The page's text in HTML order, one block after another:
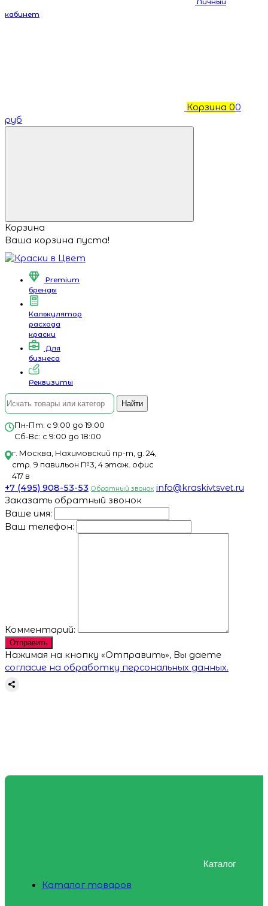
кабинет
Корзина 00
руб
Корзина
Ваша корзина пуста!
Premium
бренды
Калькулятор
расхода
краски
Для
бизнеса
Реквизиты
Найти
Пн-Пт: с 9:00 до 19:00
Сб-Вс: с 9:00 до 18:00
г. Москва, Нахимовский пр-т, д. 24,
стр. 9 павильон №3, 4 этаж. офис
417 в
+7 (495) 908-53-53 Обратный звонок info@kraskivtsvet.ru
Заказать обратный звонок
Ваше имя:
Ваш телефон:
Комментарий:
Отправить
Нажимая на кнопку «Отправить», Вы даете
согласие на обработку персональных данных.
Каталог
Каталог товаров